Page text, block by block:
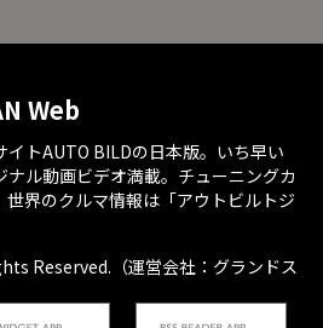
Web
トAUTO BILDの日本版。いち早い
ル動画ビデオ満載。チューニングカ
界のクルマ情報は「アウトビルトジ
Reserved.（運営会社：グランドス